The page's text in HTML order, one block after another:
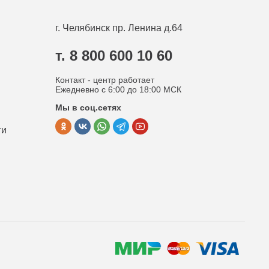
г. Челябинск пр. Ленина д.64
т. 8 800 600 10 60
Контакт - центр работает
Ежедневно с 6:00 до 18:00 МСК
Мы в соц.сетях